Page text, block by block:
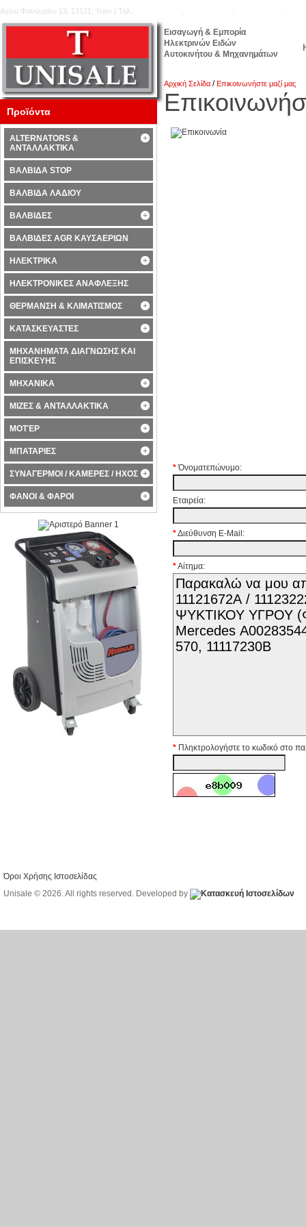
Εισαγωγή & Εμπορία
Ηλεκτρινών Ειδών
Αυτοκινήτου & Μηχανημάτων
Αγίου Φανουρίου 13, 13121, Ίλιον | Τηλ.
Αρχική Σελίδα /Επικοινωνήστε μαζί μας
*Όνοματεπώνυμο:
Εταιρεία:
*Διεύθυνση E-Mail:
*Αίτημα:
* Πληκτρολογήστε το κωδικό στο
Προϊόντα
ALTERNATORS &
ΑΝΤΑΛΛΑΚΤΙΚΑ
ΒΑΛΒΙΔΑ STOP
ΒΑΛΒΙΔΑ ΛΑΔΙΟΥ
ΒΑΛΒΙΔΕΣ
ΒΑΛΒΙΔΕΣ AGR ΚΑΥΣΑΕΡΙΩΝ
ΗΛΕΚΤΡΙΚΑ
ΗΛΕΚΤΡΟΝΙΚΕΣ ΑΝΑΦΛΕΞΗΣ
ΘΕΡΜΑΝΣΗ & ΚΛΙΜΑΤΙΣΜΟΣ
ΚΑΤΑΣΚΕΥΑΣΤΕΣ
ΜΗΧΑΝΗΜΑΤΑ ΔΙΑΓΝΩΣΗΣ ΚΑΙ
ΕΠΙΣΚΕΥΗΣ
ΜΗΧΑΝΙΚΑ
ΜΙΖΕΣ & ΑΝΤΑΛΛΑΚΤΙΚΑ
ΜΟΤΈΡ
ΜΠΑΤΑΡΙΕΣ
ΣΥΝΑΓΕΡΜΟΙ / ΚΑΜΕΡΕΣ / ΗΧΟΣ
ΦΑΝΟΙ & ΦΑΡΟΙ
Όροι Χρήσης Ιστοσελίδας
Unisale © 2026. All rights reserved. Developed by